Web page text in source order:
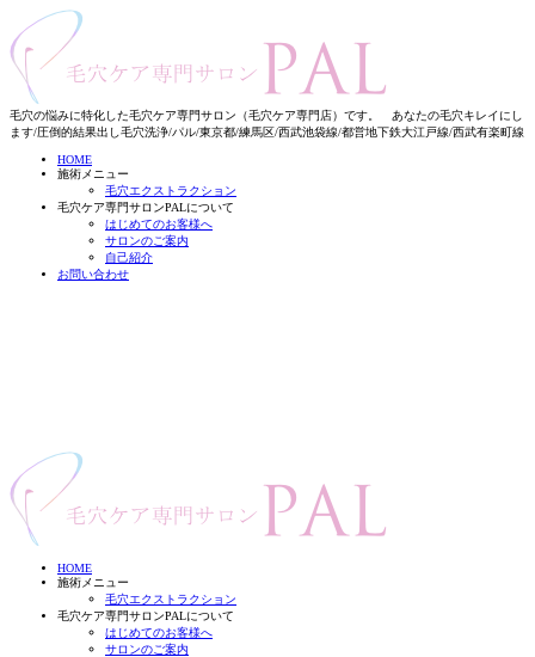
毛穴の悩みに特化した毛穴ケア専門サロン（毛穴ケア専門店）です。 あなたの毛穴キレイにし
ます/圧倒的結果出し毛穴洗浄/パル/東京都/練馬区/西武池袋線/都営地下鉄大江戸線/西武有楽町線
HOME
施術メニュー
毛穴エクストラクション
毛穴ケア専門サロンPALについて
はじめてのお客様へ
サロンのご案内
自己紹介
お問い合わせ
HOME
施術メニュー
毛穴エクストラクション
毛穴ケア専門サロンPALについて
はじめてのお客様へ
サロンのご案内